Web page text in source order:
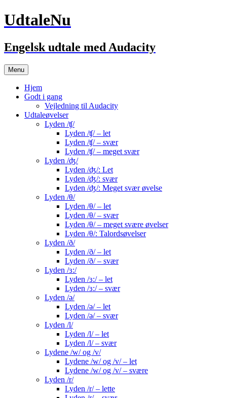
UdtaleNu
Engelsk udtale med Audacity
Menu Hop
til
indhold
Hjem
Godt i gang
Vejledning til Audacity
Udtaleøvelser
Lyden /ʧ/
Lyden /ʧ/ – let
Lyden /ʧ/ – svær
Lyden /ʧ/ – meget svær
Lyden /ʤ/
Lyden /ʤ/: Let
Lyden /ʤ/: svær
Lyden /ʤ/: Meget svær øvelse
Lyden /θ/
Lyden /θ/ – let
Lyden /θ/ – svær
Lyden /θ/ – meget svære øvelser
Lyden /θ/: Talordsøvelser
Lyden /ð/
Lyden /ð/ – let
Lyden /ð/ – svær
Lyden /ɜ:/
Lyden /ɜ:/ – let
Lyden /ɜ:/ – svær
Lyden /ə/
Lyden /ə/ – let
Lyden /ə/ – svær
Lyden /l/
Lyden /l/ – let
Lyden /l/ – svær
Lydene /w/ og /v/
Lydene /w/ og /v/ – let
Lydene /w/ og /v/ – svære
Lyden /r/
Lyden /r/ – lette